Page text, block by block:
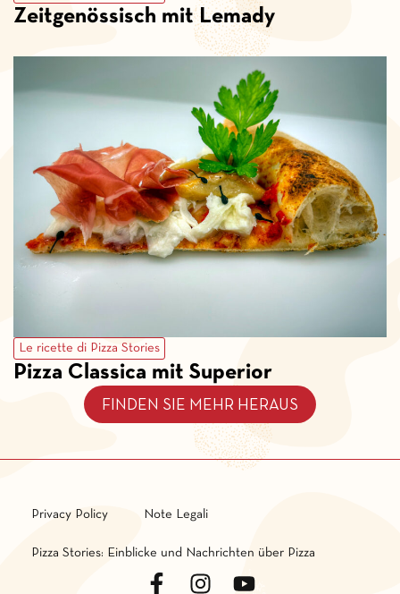
Zeitgenössisch mit Lemady
Le ricette di Pizza Stories
Pizza Classica mit Superior
FINDEN SIE MEHR HERAUS
Privacy Policy Note Legali
Pizza Stories: Einblicke und Nachrichten über Pizza